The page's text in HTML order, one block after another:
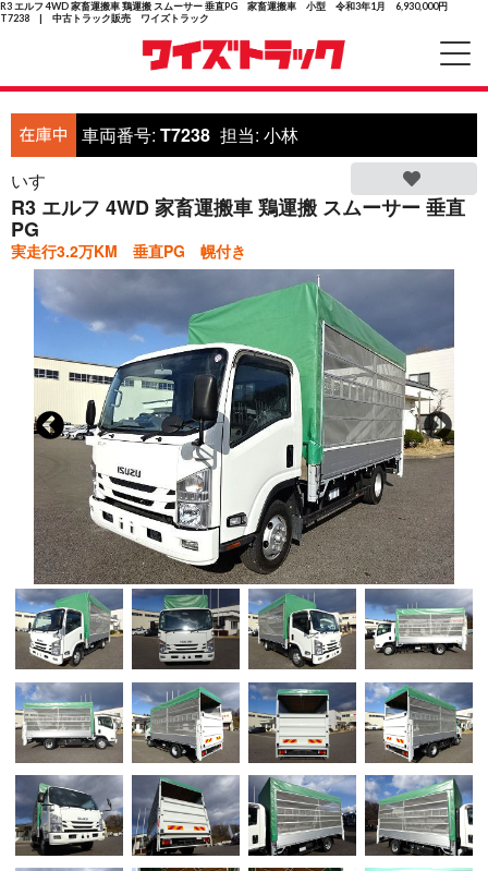
R3 エルフ 4WD 家畜運搬車 鶏運搬 スムーサー 垂直PG 家畜運搬車 小型 令和3年1月 6,930,000円
T7238 | 中古トラック販売 ワイズトラック
車両番号: T7238 担当: 小林
いすゞ
R3 エルフ 4WD 家畜運搬車 鶏運搬 スムーサー 垂直
PG
実走行3.2万KM 垂直PG 幌付き